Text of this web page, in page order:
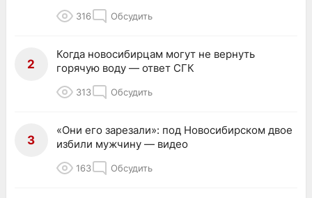
316 Обсудить
2
Когда новосибирцам могут не вернуть
горячую воду — ответ СГК
313 Обсудить
3
«Они его зарезали»: под Новосибирском двое
избили мужчину — видео
163 Обсудить